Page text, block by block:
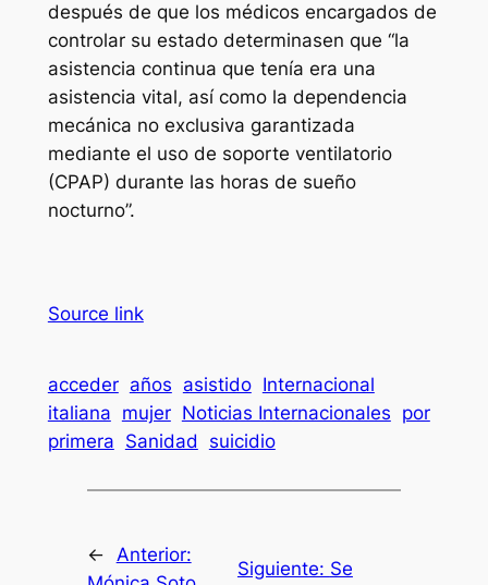
después de que los médicos encargados de
controlar su estado determinasen que “la
asistencia continua que tenía era una
asistencia vital, así como la dependencia
mecánica no exclusiva garantizada
mediante el uso de soporte ventilatorio
(CPAP) durante las horas de sueño
nocturno”.
Source link
acceder años asistido Internacional
italiana mujer Noticias Internacionales por
primera Sanidad suicidio
←
Anterior:
Siguiente: Se